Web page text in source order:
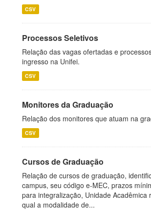
CSV
Processos Seletivos
Relação das vagas ofertadas e
ingresso na Unifei.
CSV
Monitores da Graduação
Relação dos monitores que atuam na
CSV
Cursos de Graduação
Relação de cursos de graduação,
campus, seu código e-MEC, prazos
para integralização, Unidade Acadêmica
qual a modalidade de...